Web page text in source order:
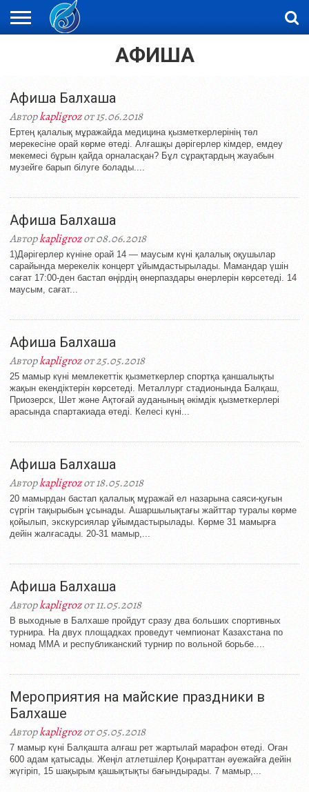
АФИША
Афиша Балхаша
Авторkapligrozот 15.06.2018
Ертең қалалық мұражайда медицина қызметкерлерінің төл
мерекесіне орай көрме өтеді. Алғашқы дәрігерлер кімдер, емдеу
мекемесі бұрын қайда орналасқан? Бұл сұрақтардың жауабын
музейге барып білуге болады....
Афиша Балхаша
Авторkapligrozот 08.06.2018
1)Дәрігерлер күніне орай 14 — маусым күні қалалық оқушылар
сарайында мерекелік концерт ұйымдастырылады. Мамандар үшін
сағат 17:00-ден бастап өңірдің өнерпаздары өнерлерін көрсетеді. 14
маусым, сағат...
Афиша Балхаша
Авторkapligrozот 25.05.2018
25 мамыр күні мемлекеттік қызметкерлер спортқа қаншалықты
жақын екендіктерін көрсетеді. Металлург стадионында Балқаш,
Приозерск, Шет және Ақтоғай ауданының әкімдік қызметкерлері
арасында спартакиада өтеді. Келесі күні...
Афиша Балхаша
Авторkapligrozот 18.05.2018
20 мамырдан бастап қалалық мұражай ел назарына саяси-қуғын
сүргін тақырыбын ұсынады. Ашаршылықтағы жайттар туралы көрме
қойылып, экскурсиялар ұйымдастырылады. Көрме 31 мамырға
дейін жалғасады. 20-31 мамыр,...
Афиша Балхаша
Авторkapligrozот 11.05.2018
В выходные в Балхаше пройдут сразу два больших спортивных
турнира. На двух площадках проведут чемпионат Казахстана по
номад ММА и республиканский турнир по вольной борьбе....
Мероприятия на майские праздники в
Балхаше
Авторkapligrozот 05.05.2018
7 мамыр күні Балқашта алғаш рет жартылай марафон өтеді. Оған
600 адам қатысады. Жеңіл атлетшілер Қоңыраттан әуежайға дейін
жүгіріп, 15 шақырым қашықтықты бағындырады. 7 мамыр,...